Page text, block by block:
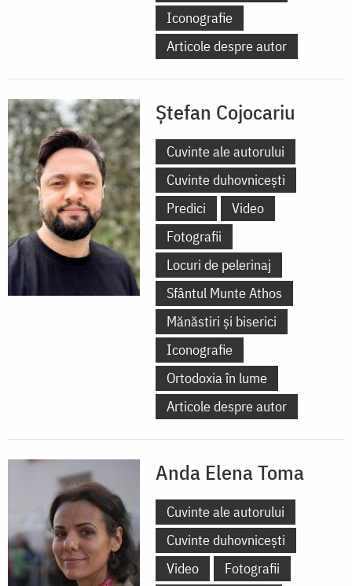
Iconografie
Articole despre autor
Ștefan Cojocariu
Cuvinte ale autorului
Cuvinte duhovnicești
Predici
Video
Fotografii
Locuri de pelerinaj
Sfântul Munte Athos
Mănăstiri și biserici
Iconografie
Ortodoxia în lume
Articole despre autor
Anda Elena Toma
Cuvinte ale autorului
Cuvinte duhovnicești
Video
Fotografii